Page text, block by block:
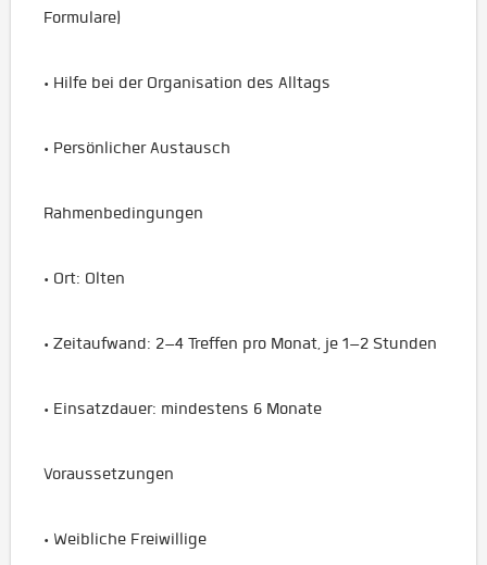
Formulare)
• Hilfe bei der Organisation des Alltags
• Persönlicher Austausch
Rahmenbedingungen
• Ort: Olten
• Zeitaufwand: 2–4 Treffen pro Monat, je 1–2 Stunden
• Einsatzdauer: mindestens 6 Monate
Voraussetzungen
• Weibliche Freiwillige